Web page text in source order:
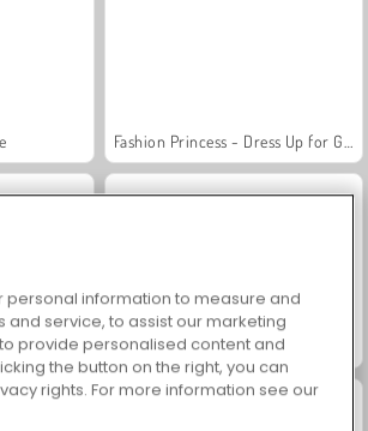
Solitaire Social
personal information to measure and
and service, to assist our marketing
provide personalised content and
the button on the right, you can
rights. For more information see our